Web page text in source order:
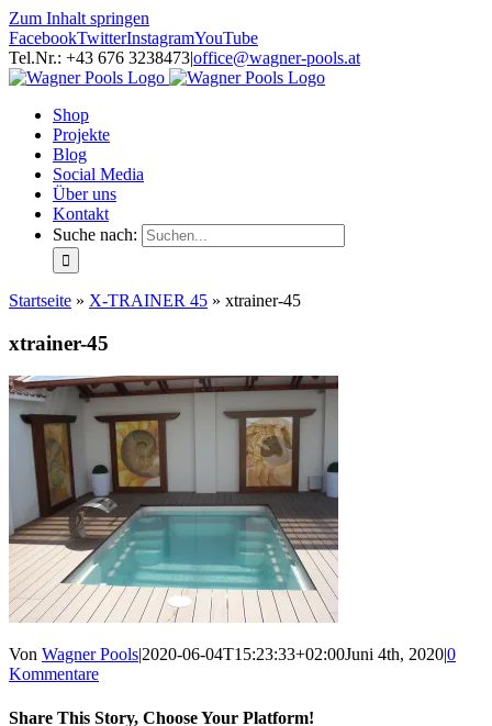
Zum Inhalt springen
FacebookTwitterInstagramYouTube
Tel.Nr.: +43 676 3238473|office@wagner-pools.at
Shop
Projekte
Blog
Social Media
Über uns
Kontakt
Suche nach:
Startseite » X-TRAINER 45 » xtrainer-45
xtrainer-45
Von Wagner Pools|2020-06-04T15:23:33+02:00Juni 4th, 2020|0
Kommentare
Share This Story, Choose Your Platform!